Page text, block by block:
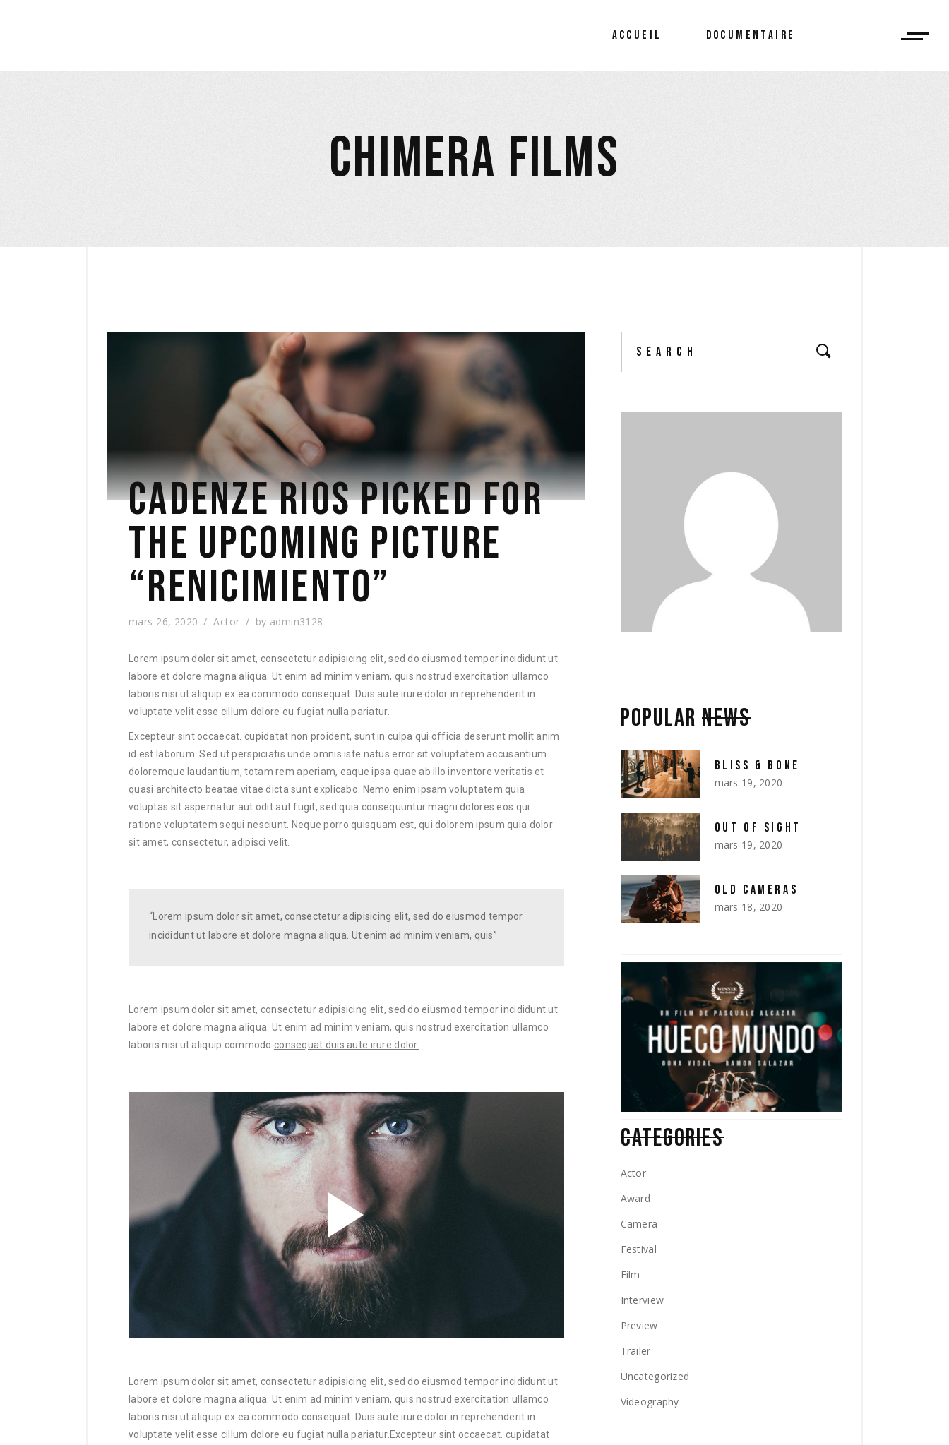
ACCUEIL DOCUMENTAIRE
CHIMERA FILMS
CADENZE RIOS PICKED FOR
THE UPCOMING PICTURE
“RENICIMIENTO”
mars 26, 2020 Actor by admin3128
Lorem ipsum dolor sit amet, consectetur adipisicing elit, sed do eiusmod tempor incididunt ut
labore et dolore magna aliqua. Ut enim ad minim veniam, quis nostrud exercitation ullamco
laboris nisi ut aliquip ex ea commodo consequat. Duis aute irure dolor in reprehenderit in
voluptate velit esse cillum dolore eu fugiat nulla pariatur.
Excepteur sint occaecat. cupidatat non proident, sunt in culpa qui officia deserunt mollit anim
id est laborum. Sed ut perspiciatis unde omnis iste natus error sit voluptatem accusantium
doloremque laudantium, totam rem aperiam, eaque ipsa quae ab illo inventore veritatis et
quasi architecto beatae vitae dicta sunt explicabo. Nemo enim ipsam voluptatem quia
voluptas sit aspernatur aut odit aut fugit, sed quia consequuntur magni dolores eos qui
ratione voluptatem sequi nesciunt. Neque porro quisquam est, qui dolorem ipsum quia dolor
sit amet, consectetur, adipisci velit.
“Lorem ipsum dolor sit amet, consectetur adipisicing elit, sed do eiusmod tempor
incididunt ut labore et dolore magna aliqua. Ut enim ad minim veniam, quis”
Lorem ipsum dolor sit amet, consectetur adipisicing elit, sed do eiusmod tempor incididunt ut
labore et dolore magna aliqua. Ut enim ad minim veniam, quis nostrud exercitation ullamco
laboris nisi ut aliquip commodo consequat duis aute irure dolor.
Lorem ipsum dolor sit amet, consectetur adipisicing elit, sed do eiusmod tempor incididunt ut
labore et dolore magna aliqua. Ut enim ad minim veniam, quis nostrud exercitation ullamco
laboris nisi ut aliquip ex ea commodo consequat. Duis aute irure dolor in reprehenderit in
voluptate velit esse cillum dolore eu fugiat nulla pariatur.Excepteur sint occaecat. cupidatat
POPULARNEWS
BLISS & BONE
mars 19, 2020
OUT OF SIGHT
mars 19, 2020
OLD CAMERAS
mars 18, 2020
CATEGORIES
Actor
Award
Camera
Festival
Film
Interview
Preview
Trailer
Uncategorized
Videography